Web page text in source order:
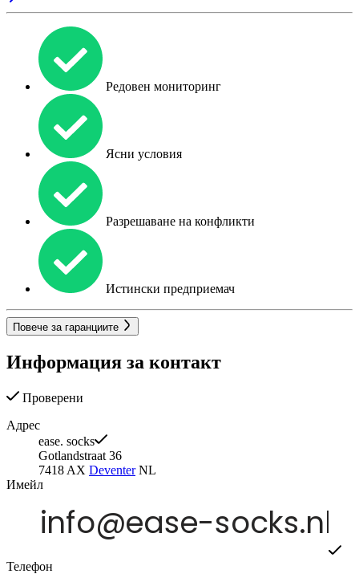
Редовен мониторинг
Ясни условия
Разрешаване на конфликти
Истински предприемач
Повече за гаранциите
Информация за контакт
Проверени
Адрес
ease. socks
Gotlandstraat 36
7418 AX DeventerNL
Имейл
Телефон